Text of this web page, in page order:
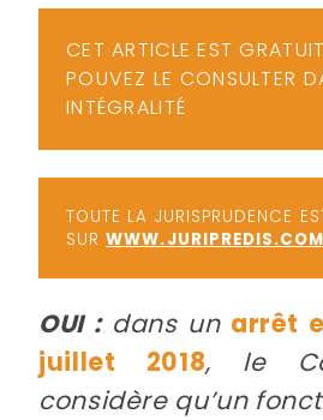
CET ARTICLE EST
POUVEZ LE CONSULTER
INTÉGRALITÉ
TOUTE LA JURISPRUDENCE
SURWWW.JURIPREDIS.COM
OUI :dans un arrêt
juillet 2018, le
considère qu’un